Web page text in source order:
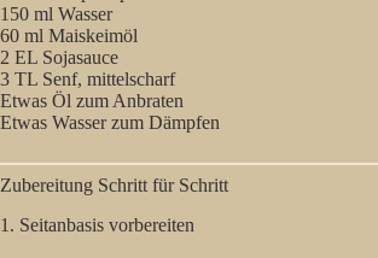
150 ml Wasser
60 ml Maiskeimöl
2 EL Sojasauce
3 TL Senf, mittelscharf
Etwas Öl zum Anbraten
Etwas Wasser zum Dämpfen
Zubereitung Schritt für Schritt
1. Seitanbasis vorbereiten